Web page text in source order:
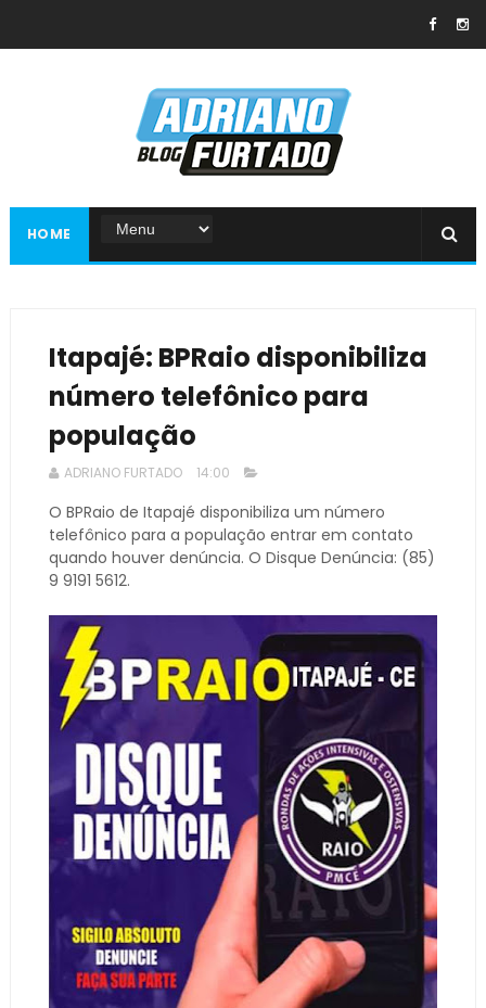
HOME
Itapajé: BPRaio disponibiliza
número telefônico para
população
ADRIANO FURTADO 14:00
O BPRaio de Itapajé disponibiliza um número
telefônico para a população entrar em contato
quando houver denúncia. O Disque Denúncia: (85)
9 9191 5612.